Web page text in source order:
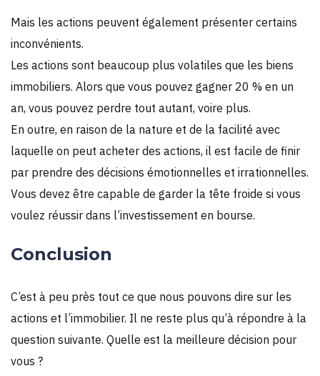
Mais les actions peuvent également présenter certains
inconvénients.
Les actions sont beaucoup plus volatiles que les biens
immobiliers. Alors que vous pouvez gagner 20 % en un
an, vous pouvez perdre tout autant, voire plus.
En outre, en raison de la nature et de la facilité avec
laquelle on peut acheter des actions, il est facile de finir
par prendre des décisions émotionnelles et irrationnelles.
Vous devez être capable de garder la tête froide si vous
voulez réussir dans l’investissement en bourse.
Conclusion
C’est à peu près tout ce que nous pouvons dire sur les
actions et l’immobilier. Il ne reste plus qu’à répondre à la
question suivante. Quelle est la meilleure décision pour
vous ?